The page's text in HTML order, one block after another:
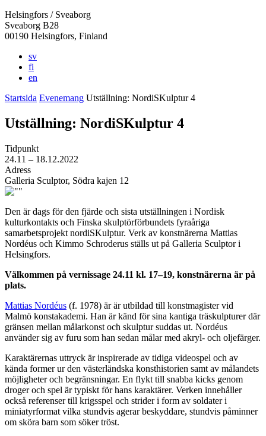
flik
flik
flik
flik
flik
Helsingfors / Sveaborg
Sveaborg B28
00190 Helsingfors, Finland
sv
fi
en
Startsida Evenemang Utställning: NordiSKulptur 4
Utställning: NordiSKulptur 4
Tidpunkt
24.11 – 18.12.2022
Adress
Galleria Sculptor, Södra kajen 12
Den är dags för den fjärde och sista utställningen i Nordisk
kulturkontakts och Finska skulptörförbundets fyraåriga
samarbetsprojekt nordiSKulptur. Verk av konstnärerna Mattias
Nordéus och Kimmo Schroderus ställs ut på Galleria Sculptor i
Helsingfors.
Välkommen på vernissage 24.11 kl. 17–19, konstnärerna är på
plats.
Mattias Nordéus (f. 1978) är är utbildad till konstmagister vid
Malmö konstakademi. Han är känd för sina kantiga träskulpturer där
gränsen mellan målarkonst och skulptur suddas ut. Nordéus
använder sig av furu som han sedan målar med akryl- och oljefärger.
Karaktärernas uttryck är inspirerade av tidiga videospel och av
kända former ur den västerländska konsthistorien samt av målandets
möjligheter och begränsningar. En flykt till snabba kicks genom
droger och spel är typiskt för hans karaktärer. Verken innehåller
också referenser till krigsspel och strider i form av soldater i
miniatyrformat vilka stundvis agerar beskyddare, stundvis påminner
om sköra barn som söker tröst.